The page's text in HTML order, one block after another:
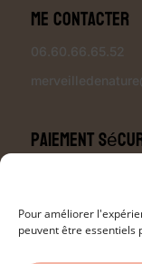
Pour améliorer
peuvent être essentiels
Me contacter
06.60.66.65.52
Paiement
Modalités de